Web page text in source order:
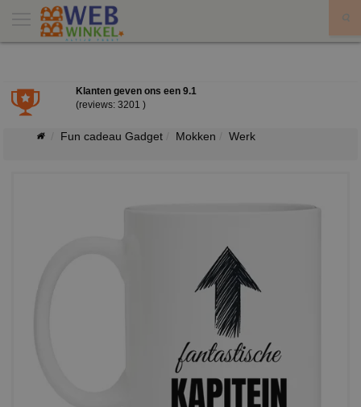
Klanten geven ons een 9.1
(reviews: 3201 )
Fun cadeau Gadget Mokken Werk